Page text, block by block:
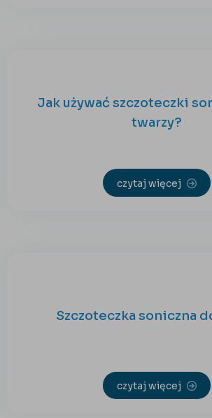
Jak używać szczoteczki
twarzy?
czytaj więcej
Szczoteczka soniczna
czytaj więcej